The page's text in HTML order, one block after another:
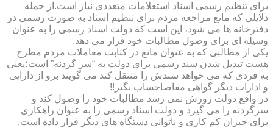
برای تنظیم رسمی اسناد استعلامات متعددی نیاز است.از جمله
دلایلی که مانع مراجعه مردم برای تنظیم اسناد به صورت رسمی در
دفترخانه ها می شود، این است که دولت اسناد رسمی را به عنوان
وسیله ای برای وصول مطالبات خود قرار می دهد.
یکی از مطالبی که به عنوان مانع در کتابت معاملات مردم مطرح
هست تبدیل شدن سند رسمی برای دولت به “سر گردنه” است؛یعنی
به فردی که می خواهد سندش را منتقل کند می گویند برو از دارایی
و ادارات دیگر گواهی مفاصاحساب بگیر!!
در واقع دولت زورش نمی رسد مطالبات خود را وصول کند و
سرگردنه را می گیرد و دولت اسناد رسمی را به عنوان راهکاری
برای جبران کم کاری و ناتوانی دستگاه های دیگر قرار داده است.